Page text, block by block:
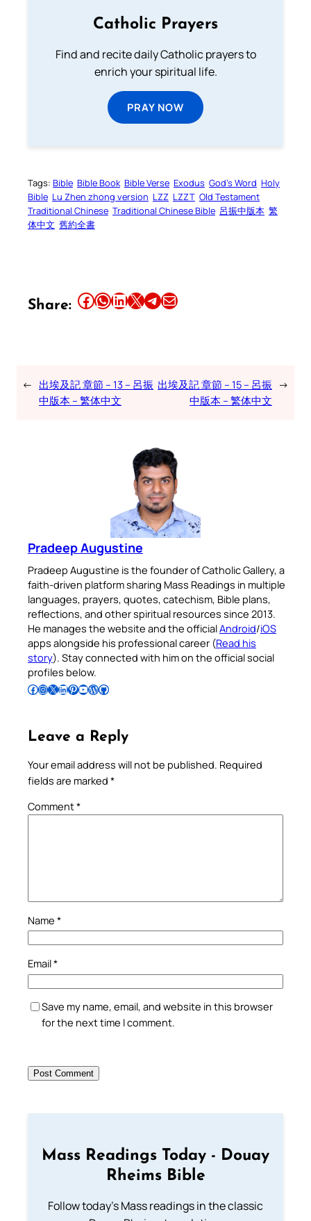
Catholic Prayers
Find and recite daily Catholic prayers to
enrich your spiritual life.
PRAY NOW
Tags: Bible Bible Book Bible Verse Exodus God’s Word Holy
Bible Lu Zhen zhong version LZZ LZZT Old Testament
Traditional Chinese Traditional Chinese Bible 呂振中版本 繁
体中文 舊約全書
Share: Share this article on Facebook Share this article on WhatsApp Share this article on LinkedIn Share this article on X Share this article on TelegramEmail this Article
← 出埃及記 章節 – 13 – 呂振
中版本 – 繁体中文
出埃及記 章節 – 15 – 呂振
中版本 – 繁体中文
→
Pradeep Augustine
Pradeep Augustine is the founder of Catholic Gallery, a
faith-driven platform sharing Mass Readings in multiple
languages, prayers, quotes, catechism, Bible plans,
reflections, and other spiritual resources since 2013.
He manages the website and the officialAndroid/iOS
apps alongside his professional career (Read his
story). Stay connected with him on the official social
profiles below.
Follow Pradeep on Facebook Follow Pradeep on InstagramFollow Pradeep on X Follow Pradeep on LinkedIn Follow Pradeep on Pinterest Subscribe to Pradeep’s Youtube Channel Follow Pradeep on WordPress Follow Pradeep on GitHub
Leave a Reply
Your email address will not be published. Required
fields are marked *
Comment*
Name *
Email*
Save my name, email, and website in this browser
for the next time I comment.
Mass Readings Today - Douay
Rheims Bible
Follow today's Mass readings in the classic